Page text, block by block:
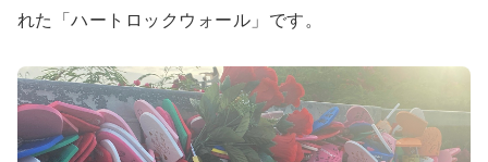
れた「ハートロックウォール」です。